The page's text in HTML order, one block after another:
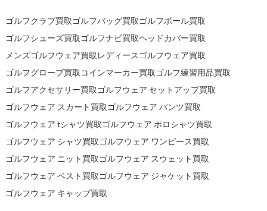
ゴルフクラブ買取 ゴルフバッグ買取 ゴルフボール買取
ゴルフシューズ買取 ゴルフナビ買取ヘッドカバー買取
メンズゴルフウェア買取 レディースゴルフウェア買取
ゴルフグローブ買取 コインマーカー買取 ゴルフ練習用品買取
ゴルフアクセサリー買取 ゴルフウェア セットアップ買取
ゴルフウェア スカート買取 ゴルフウェア パンツ買取
ゴルフウェア tシャツ買取 ゴルフウェア ポロシャツ買取
ゴルフウェア シャツ買取 ゴルフウェア ワンピース買取
ゴルフウェア ニット買取 ゴルフウェア スウェット買取
ゴルフウェア ベスト買取 ゴルフウェア ジャケット買取
ゴルフウェア キャップ買取